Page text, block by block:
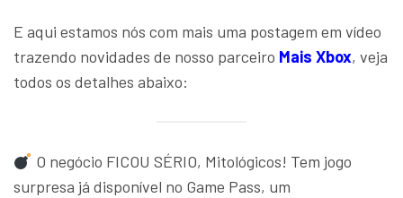
E aqui estamos nós com mais uma postagem em vídeo
trazendo novidades de nosso parceiro Mais Xbox, veja
todos os detalhes abaixo:
O negócio FICOU SÉRIO, Mitológicos! Tem jogo
surpresa já disponível no Game Pass, um